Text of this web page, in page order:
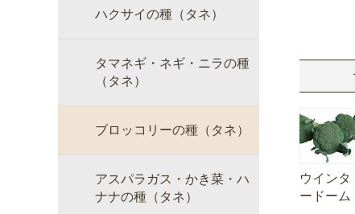
ハクサイの種（タネ）
タマネギ・ネギ・ニラの種
（タネ）
ブロッコリーの種（タネ）
アスパラガス・かき菜・ハ
ナナの種（タネ）
ウインタ
ードーム